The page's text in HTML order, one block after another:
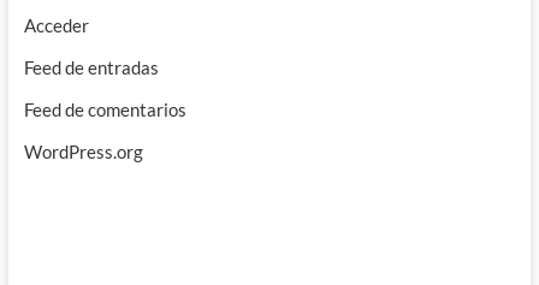
Acceder
Feed de entradas
Feed de comentarios
WordPress.org